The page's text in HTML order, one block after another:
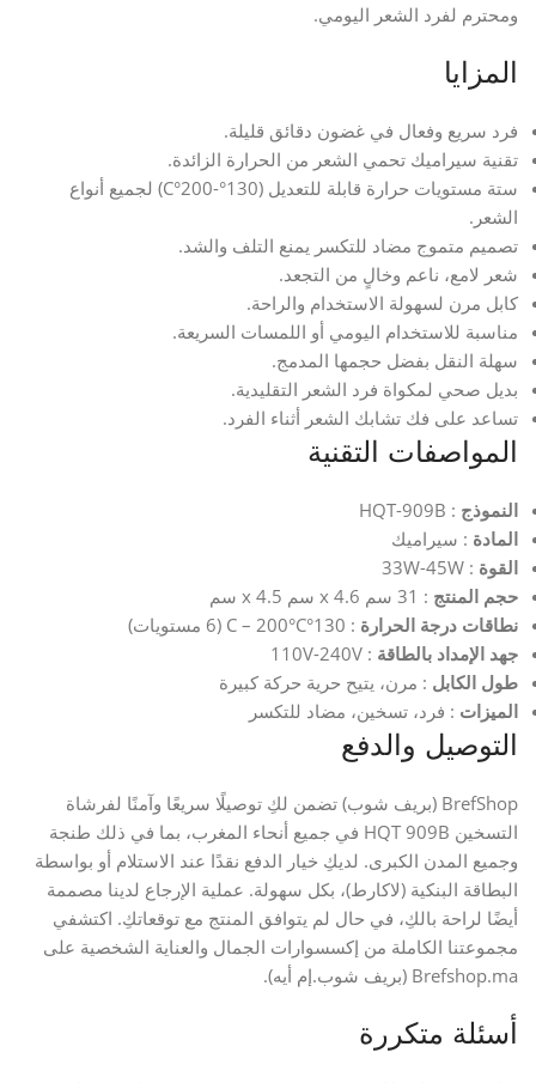
ومحترم لفرد الشعر اليومي.
المزايا
فرد سريع وفعال في غضون دقائق قليلة.
تقنية سيراميك تحمي الشعر من الحرارة الزائدة.
ستة مستويات حرارة قابلة للتعديل (130°-200°C) لجميع أنواع
الشعر.
تصميم متموج مضاد للتكسر يمنع التلف والشد.
شعر لامع، ناعم وخالٍ من التجعد.
كابل مرن لسهولة الاستخدام والراحة.
مناسبة للاستخدام اليومي أو اللمسات السريعة.
سهلة النقل بفضل حجمها المدمج.
بديل صحي لمكواة فرد الشعر التقليدية.
تساعد على فك تشابك الشعر أثناء الفرد.
المواصفات التقنية
النموذج : HQT-909B
المادة : سيراميك
القوة : 33W-45W
حجم المنتج : 31 سم x 4.6 سم x 4.5 سم
نطاقات درجة الحرارة : 130°C – 200°C (6 مستويات)
جهد الإمداد بالطاقة : 110V-240V
طول الكابل : مرن، يتيح حرية حركة كبيرة
الميزات : فرد، تسخين، مضاد للتكسر
التوصيل والدفع
BrefShop (بريف شوب) تضمن لكِ توصيلًا سريعًا وآمنًا لفرشاة
التسخين HQT 909B في جميع أنحاء المغرب، بما في ذلك طنجة
وجميع المدن الكبرى. لديكِ خيار الدفع نقدًا عند الاستلام أو بواسطة
البطاقة البنكية (لاكارط)، بكل سهولة. عملية الإرجاع لدينا مصممة
أيضًا لراحة بالكِ، في حال لم يتوافق المنتج مع توقعاتكِ. اكتشفي
مجموعتنا الكاملة من إكسسوارات الجمال والعناية الشخصية على
Brefshop.ma (بريف شوب.إم أيه).
أسئلة متكررة